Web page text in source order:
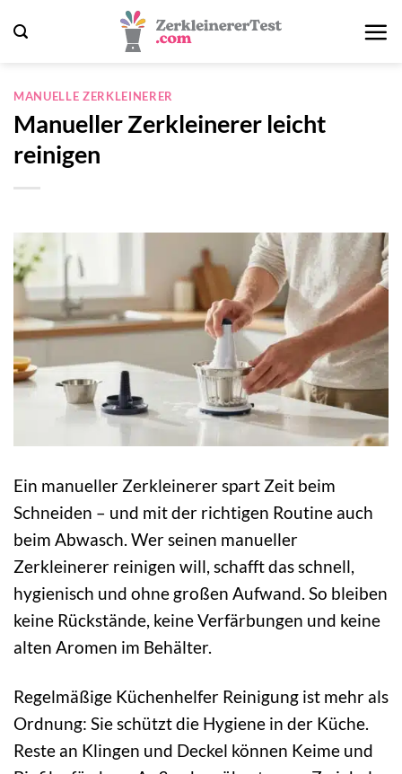
Inhalt
MANUELLE ZERKLEINERER
Manueller Zerkleinerer leicht
reinigen
Ein manueller Zerkleinerer spart Zeit beim
Schneiden – und mit der richtigen Routine auch
beim Abwasch. Wer seinen manueller
Zerkleinerer reinigen will, schafft das schnell,
hygienisch und ohne großen Aufwand. So bleiben
keine Rückstände, keine Verfärbungen und keine
alten Aromen im Behälter.
Regelmäßige Küchenhelfer Reinigung ist mehr als
Ordnung: Sie schützt die Hygiene in der Küche.
Reste an Klingen und Deckel können Keime und